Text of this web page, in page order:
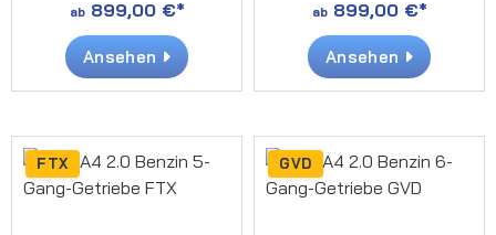
ab899,00 €*
Ansehen
ab899,00 €*
Ansehen
FTX GVD